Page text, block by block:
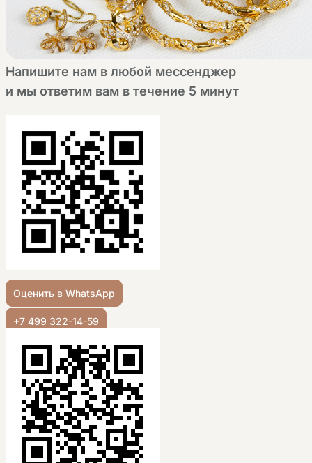
Напишите нам в любой мессенджер
и мы ответим вам в течение 5 минут
Оценить в WhatsApp
+7 499 322-14-59